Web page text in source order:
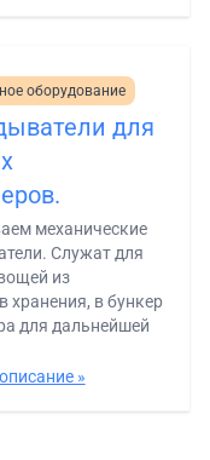
оборудование
для
механические
Служат для
из
хранения, в бункер
для дальнейшей
»